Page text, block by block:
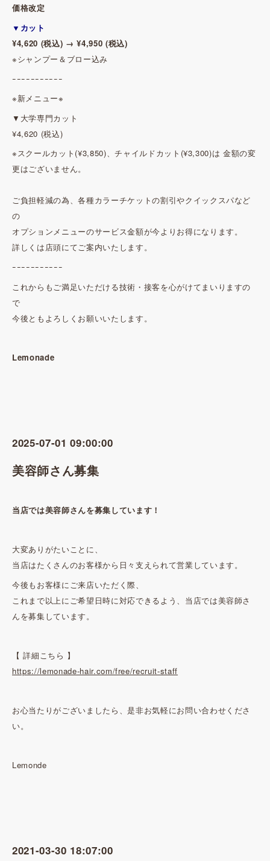
価格改定
▼カット
¥4,620 (税込) → ¥4,950 (税込)
※シャンプー＆ブロー込み
ｰｰｰｰｰｰｰｰｰｰｰ
※新メニュー※
▼大学専門カット
¥4,620 (税込)
※スクールカット(¥3,850)、チャイルドカット(¥3,300)は 金額の変
更はございません。
ご負担軽減の為、各種カラーチケットの割引やクイックスパなど
の
オプションメニューのサービス金額が今よりお得になります。
詳しくは店頭にてご案内いたします。
ｰｰｰｰｰｰｰｰｰｰｰ
これからもご満足いただける技術・接客を心がけてまいりますの
で
今後ともよろしくお願いいたします。
Lemonade
2025-07-01 09:00:00
美容師さん募集
当店では美容師さんを募集しています！
大変ありがたいことに、
当店はたくさんのお客様から日々支えられて営業しています。
今後もお客様にご来店いただく際、
これまで以上にご希望日時に対応できるよう、当店では美容師さ
んを募集しています。
【 詳細こちら 】
https://lemonade-hair.com/free/recruit-staff
お心当たりがございましたら、是非お気軽にお問い合わせくださ
い。
Lemonde
2021-03-30 18:07:00